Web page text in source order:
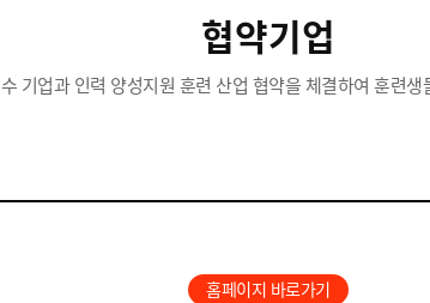
협약기업
기업과 인력 양성지원 훈련 산업 협약을 체결하여 훈련
홈페이지 바로가기